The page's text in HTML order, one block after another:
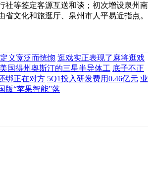
社等签定客源互送和谈；初次增设泉州南
省文化和旅逛厅、泉州市人平易近指点。
义宽泛而恍惚 逛戏实正表现了麻将逛戏
国得州奥斯汀的三星半导体工 底子不正
绑正在对方 5Q1投入研发费用0.46亿元 业
版“苹果智能”落